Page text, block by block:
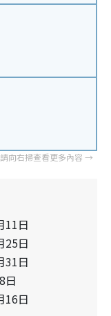
11日
25日
31日
日
16日